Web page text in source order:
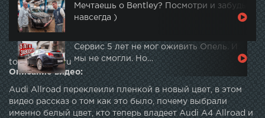
Мечтаешь о Bentley? Посмотри и забудь
навсегда )
Сервис 5 лет не мог оживить Опель. И
мы не смогли. Но…
topautotube.ru
Описание видео:
Audi Allroad переклеили пленкой в новый цвет, в этом
видео рассказ о том как это было, почему выбрали
именно белый цвет, кто теперь владеет Audi A4 Allroad и